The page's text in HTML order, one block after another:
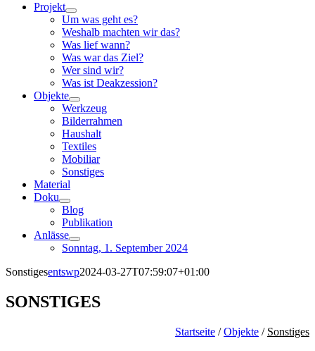
Projekt
Um was geht es?
Weshalb machten wir das?
Was lief wann?
Was war das Ziel?
Wer sind wir?
Was ist Deakzession?
Objekte
Werkzeug
Bilderrahmen
Haushalt
Textiles
Mobiliar
Sonstiges
Material
Doku
Blog
Publikation
Anlässe
Sonntag, 1. September 2024
Sonstigesentswp2024-03-27T07:59:07+01:00
SONSTIGES
Startseite /Objekte / Sonstiges